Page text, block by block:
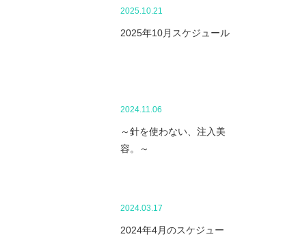
2025.10.21
2025年10月スケジュール
2024.11.06
～針を使わない、注入美
容。～
2024.03.17
2024年4月のスケジュー